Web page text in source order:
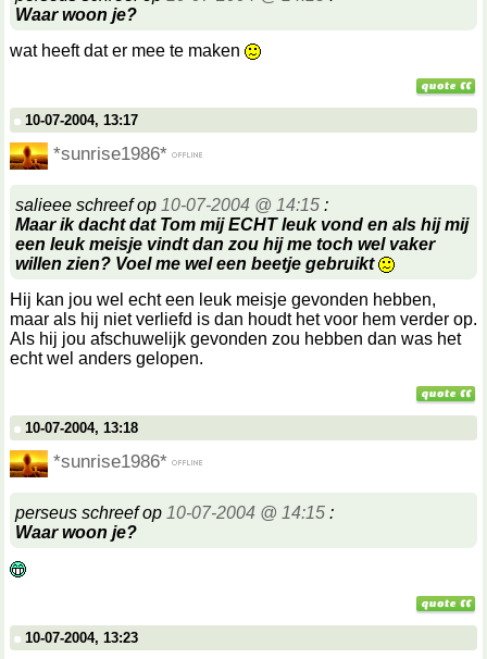
Waar woon je?
wat heeft dat er mee te maken
10-07-2004, 13:17
*sunrise1986*
salieee schreef op 10-07-2004 @ 14:15 :
Maar ik dacht dat Tom mij ECHT leuk vond en als hij mij
een leuk meisje vindt dan zou hij me toch wel vaker
willen zien? Voel me wel een beetje gebruikt
Hij kan jou wel echt een leuk meisje gevonden hebben,
maar als hij niet verliefd is dan houdt het voor hem verder op.
Als hij jou afschuwelijk gevonden zou hebben dan was het
echt wel anders gelopen.
10-07-2004, 13:18
*sunrise1986*
perseus schreef op 10-07-2004 @ 14:15 :
Waar woon je?
10-07-2004, 13:23